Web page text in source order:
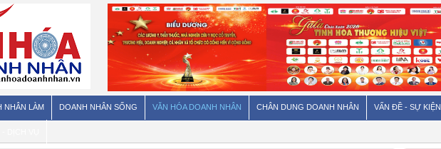
NHÂN LÀM DOANH NHÂN SỐNG VĂN HÓA DOANH NHÂN CHÂN DUNG DOANH NHÂN VẤN ĐỀ - SỰ KIỆN